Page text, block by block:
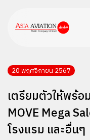
20 พฤศจิกายน 2567
เตรียมตัวให้พร้อ
MOVE Mega
โรงแรม และอื่นๆ